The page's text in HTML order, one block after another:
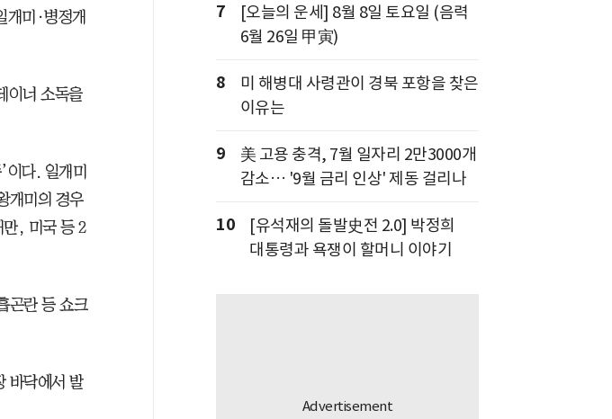
개미·병정개
이너 소독을
이다. 일개미
개미의 경우
만, 미국 등 2
곤란 등 쇼크
바닥에서 발
7
[오늘의 운세] 8월 8일 토요일 (음력
6월 26일 甲寅)
8
미 해병대 사령관이 경북 포항을 찾은
이유는
9
美 고용 충격, 7월 일자리 2만3000개
감소… '9월 금리 인상' 제동 걸리나
10
[유석재의 돌발史전 2.0] 박정희
대통령과 욕쟁이 할머니 이야기